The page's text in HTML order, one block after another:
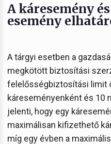
A káresemény
esemény
A tárgyi esetben a
megkötött biztosítási
felelősségbiztosítási limit
káreseményenként és 10
jelenti, hogy egy
maximálisan kifizethető
míg egy évben a